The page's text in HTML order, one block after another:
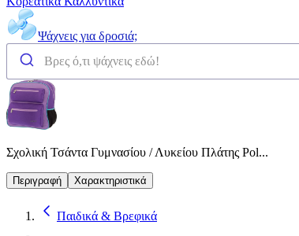
Ψάχνεις για δροσιά;
Σχολική Τσάντα Γυμνασίου / Λυκείου Πλάτης Pol...
Περιγραφή Χαρακτηριστικά
Παιδικά & Βρεφικά